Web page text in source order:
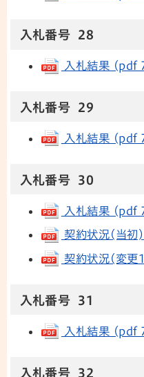
入札番号 28
入札結果 (pdf
入札番号 29
入札結果 (pdf
入札番号 30
入札結果 (pdf
契約状況(当
契約状況(変
入札番号 31
入札結果 (pdf
入札番号 32